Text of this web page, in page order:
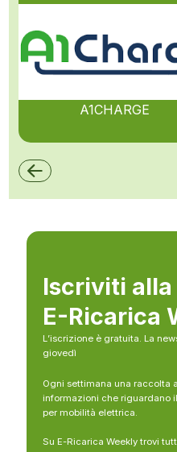
A1CHARGE
Iscriviti
E-Ricarica
L’iscrizione è gratuita. La
giovedì
Ogni settimana una raccolta
informazioni che riguardano
per mobilità elettrica.
Su E-Ricarica Weekly trovi